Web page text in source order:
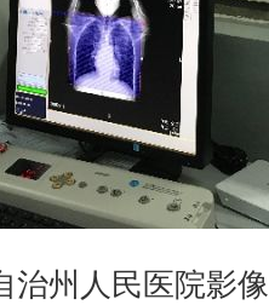
治州人民医院影